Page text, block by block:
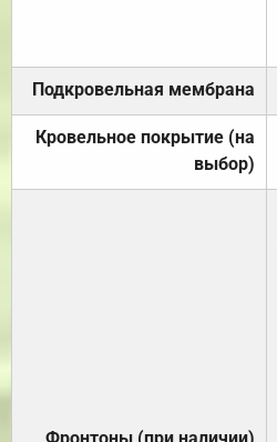
Подкровельная мембрана
Кровельное покрытие (на
выбор)
Фронтоны (при наличии)